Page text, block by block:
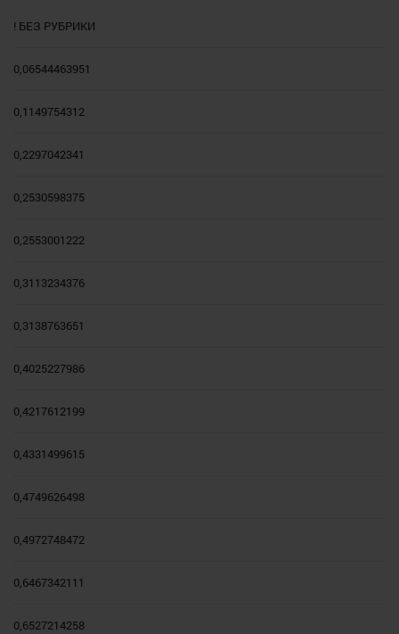
! БЕЗ РУБРИКИ
0,06544463951
0,1149754312
0,2297042341
0,2530598375
0,2553001222
0,3113234376
0,3138763651
0,4025227986
0,4217612199
0,4331499615
0,4749626498
0,4972748472
0,6467342111
0,6527214258